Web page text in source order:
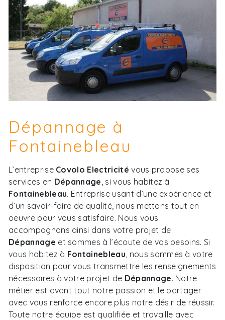
Dépannage à
Fontainebleau
L’entreprise Covolo Electricité vous propose ses
services en Dépannage , si vous habitez à
Fontainebleau. Entreprise usant d’une expérience et
d’un savoir-faire de qualité, nous mettons tout en
oeuvre pour vous satisfaire. Nous vous
accompagnons ainsi dans votre projet de
Dépannage et sommes à l’écoute de vos besoins. Si
vous habitez à Fontainebleau , nous sommes à votre
disposition pour vous transmettre les renseignements
nécessaires à votre projet de Dépannage. Notre
métier est avant tout notre passion et le partager
avec vous renforce encore plus notre désir de réussir.
Toute notre équipe est qualifiée et travaille avec